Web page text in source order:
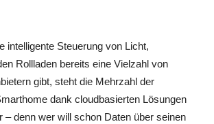
intelligente Steuerung von Licht,
Rollladen bereits eine Vielzahl von
gibt, steht die Mehrzahl der
dank cloudbasierten Lösungen
– denn wer will schon Daten über seinen